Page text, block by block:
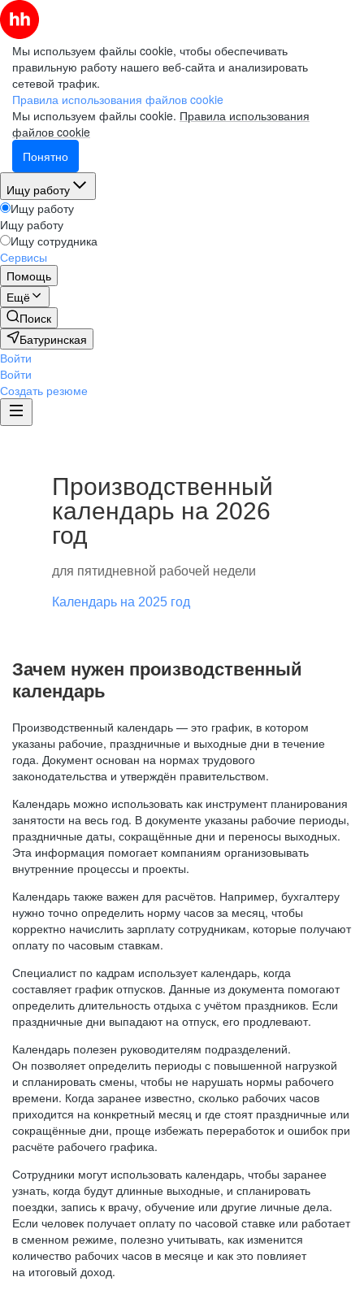
Мы используем файлы cookie, чтобы обеспечивать
правильную работу нашего веб-сайта и анализировать
сетевой трафик.
Правила использования файлов cookie
Мы используем файлы cookie. Правила использования
файлов cookie
Понятно
Ищу работу
Ищу работу
Ищу работу
Ищу сотрудника
Сервисы
Помощь
Ещё
Поиск
Батуринская
Войти
Войти
Создать резюме
Производственный
календарь на 2026
год
для пятидневной рабочей недели
Календарь на 2025 год
Зачем нужен производственный
календарь
Производственный календарь — это график, в котором
указаны рабочие, праздничные и выходные дни в течение
года. Документ основан на нормах трудового
законодательства и утверждён правительством.
Календарь можно использовать как инструмент планирования
занятости на весь год. В документе указаны рабочие периоды,
праздничные даты, сокращённые дни и переносы выходных.
Эта информация помогает компаниям организовывать
внутренние процессы и проекты.
Календарь также важен для расчётов. Например, бухгалтеру
нужно точно определить норму часов за месяц, чтобы
корректно начислить зарплату сотрудникам, которые получают
оплату по часовым ставкам.
Специалист по кадрам использует календарь, когда
составляет график отпусков. Данные из документа помогают
определить длительность отдыха с учётом праздников. Если
праздничные дни выпадают на отпуск, его продлевают.
Календарь полезен руководителям подразделений.
Он позволяет определить периоды с повышенной нагрузкой
и спланировать смены, чтобы не нарушать нормы рабочего
времени. Когда заранее известно, сколько рабочих часов
приходится на конкретный месяц и где стоят праздничные или
сокращённые дни, проще избежать переработок и ошибок при
расчёте рабочего графика.
Сотрудники могут использовать календарь, чтобы заранее
узнать, когда будут длинные выходные, и спланировать
поездки, запись к врачу, обучение или другие личные дела.
Если человек получает оплату по часовой ставке или работает
в сменном режиме, полезно учитывать, как изменится
количество рабочих часов в месяце и как это повлияет
на итоговый доход.